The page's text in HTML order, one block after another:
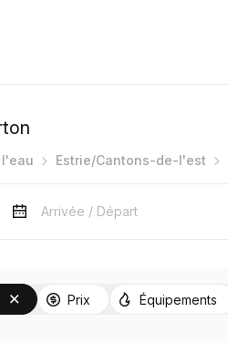
Estrie/Cantons-de-l'est
Prix Équipements